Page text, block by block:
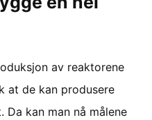
av reaktorene
at de kan produsere
kan man nå målene